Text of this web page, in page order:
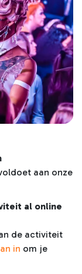
aan onze
al online
de activiteit
in om je